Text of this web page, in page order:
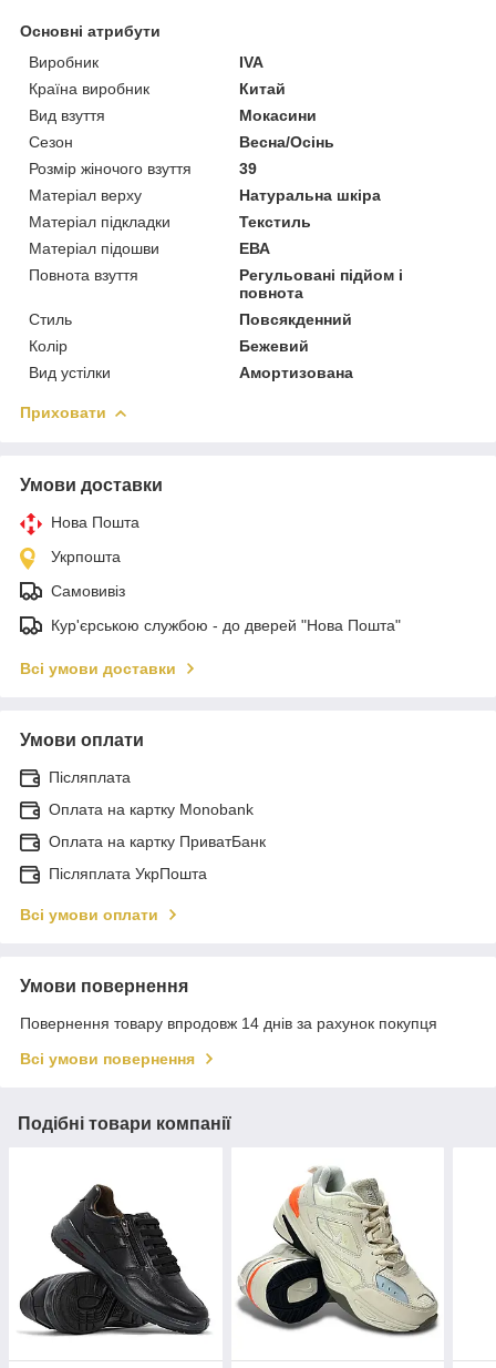
Основні атрибути
Виробник
IVA
Країна виробник
Китай
Вид взуття
Мокасини
Сезон
Весна/Осінь
Розмір жіночого взуття
39
Матеріал верху
Натуральна шкіра
Матеріал підкладки
Текстиль
Матеріал підошви
ЕВА
Повнота взуття
Регульовані підйом і
повнота
Стиль
Повсякденний
Колір
Бежевий
Вид устілки
Амортизована
Приховати
Умови доставки
Нова Пошта
Укрпошта
Самовивіз
Кур'єрською службою - до дверей "Нова Пошта"
Всі умови доставки
Умови оплати
Післяплата
Оплата на картку Monobank
Оплата на картку ПриватБанк
Післяплата УкрПошта
Всі умови оплати
Умови повернення
Повернення товару впродовж 14 днів за рахунок покупця
Всі умови повернення
Подібні товари компанії